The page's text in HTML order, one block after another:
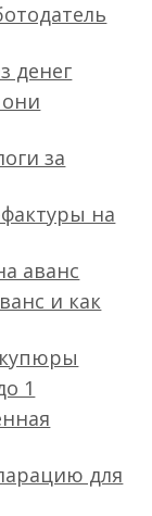
денег
за
на
аванс
и как
1
для